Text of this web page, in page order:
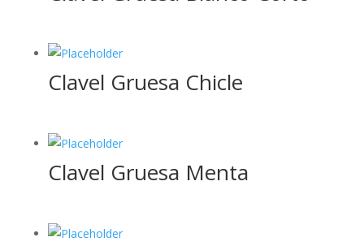
Clavel Gruesa Chicle
Clavel Gruesa Menta